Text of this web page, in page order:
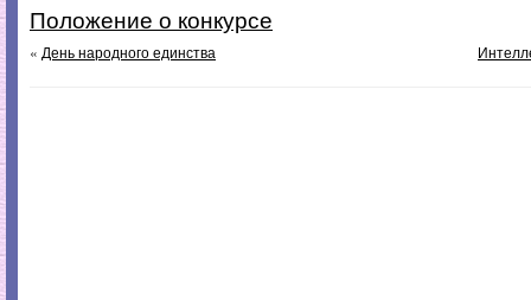
Положение о конкурсе
« День народного единства